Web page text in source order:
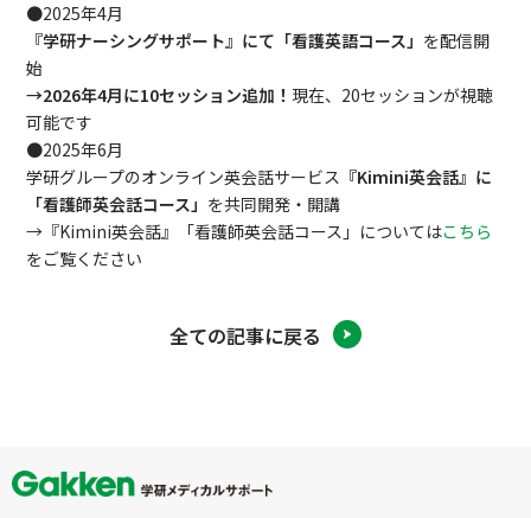
●2025年4月
『学研ナーシングサポート』にて「看護英語コース」 を配信開
始
→2026年4月に10セッション追加！ 現在、20セッションが視聴
可能です
●2025年6月
学研グループのオンライン英会話サービス 『Kimini英会話』に
「看護師英会話コース」 を共同開発・開講
→『Kimini英会話』「看護師英会話コース」についてはこちら
をご覧ください
全ての記事に戻る